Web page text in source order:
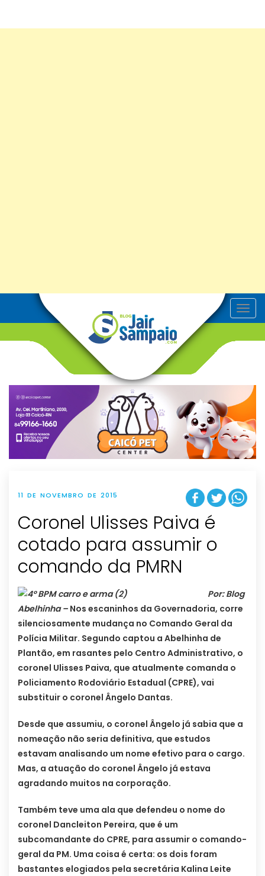
T
o
v
g
t
i
o
n
11 DE NOVEMBRO DE 2015
Coronel Ulisses Paiva é
cotado para assumir o
comando da PMRN
Por: Blog
Abelhinha – Nos escaninhos da Governadoria, corre
silenciosamente mudança no Comando Geral da
Polícia Militar. Segundo captou a Abelhinha de
Plantão, em rasantes pelo Centro Administrativo, o
coronel Ulisses Paiva, que atualmente comanda o
Policiamento Rodoviário Estadual (CPRE), vai
substituir o coronel Ângelo Dantas.
Desde que assumiu, o coronel Ângelo já sabia que a
nomeação não seria definitiva, que estudos
estavam analisando um nome efetivo para o cargo.
Mas, a atuação do coronel Ângelo já estava
agradando muitos na corporação.
Também teve uma ala que defendeu o nome do
coronel Dancleiton Pereira, que é um
subcomandante do CPRE, para assumir o comando-
geral da PM. Uma coisa é certa: os dois foram
bastantes elogiados pela secretária Kalina Leite